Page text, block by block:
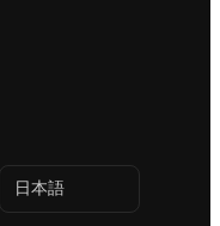
日本語